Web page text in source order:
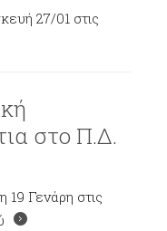
27/01 στις
στο Π.Δ.
19 Γενάρη στις